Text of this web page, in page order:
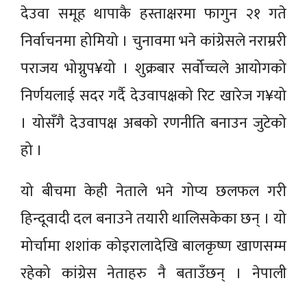
देउवा समूह थापाकै हस्ताक्षरमा फागुन २१ गते
निर्वाचनमा होमियो । चुनावमा भने कांग्रेसले नराम्ररी
पराजय भोग्नुप¥यो । शुक्रबार सर्वोच्चले आयोगको
निर्णयलाई सदर गर्दै देउवापक्षको रिट खारेज ग¥यो
। योसँगै देउवापक्ष अबको रणनीति बनाउन जुटेको
हो ।
यो बीचमा केही नेताले भने गोप्य छलफल गरी
हिन्दूवादी दल बनाउने तयारी थालिसकेका छन् । यो
मोर्चामा शशांक कोइरालादेखि बालकृष्ण खाणसम्म
रहेको कांग्रेस नेताहरु नै बताउँछन् । नेपाली